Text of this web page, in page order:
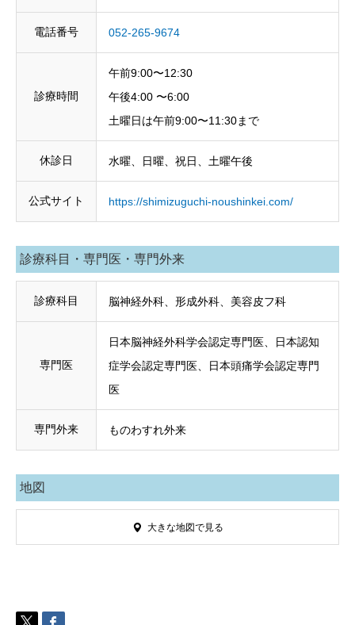
電話番号 052-265-9674
診療時間
午前9:00〜12:30
午後4:00 〜6:00
土曜日は午前9:00〜11:30まで
休診日 水曜、日曜、祝日、土曜午後
公式サイト https://shimizuguchi-noushinkei.com/
診療科目・専門医・専門外来
診療科目 脳神経外科、形成外科、美容皮フ科
専門医
日本脳神経外科学会認定専門医、日本認知
症学会認定専門医、日本頭痛学会認定専門
医
専門外来 ものわすれ外来
地図
大きな地図で見る